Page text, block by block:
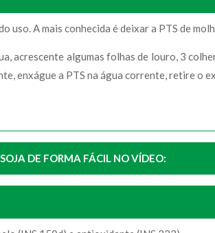
uso. A mais conhecida é deixar a PTS de
acrescente algumas folhas de louro, 3
enxágue a PTS na água corrente, retire o
DE FORMA FÁCIL NO VÍDEO: